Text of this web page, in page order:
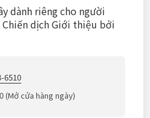
dành riêng cho người
dịch Giới thiệu bởi
6510
(Mở cửa hàng ngày)